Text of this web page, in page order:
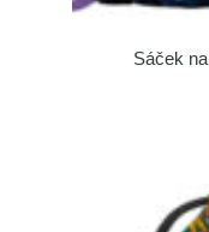
Sáček